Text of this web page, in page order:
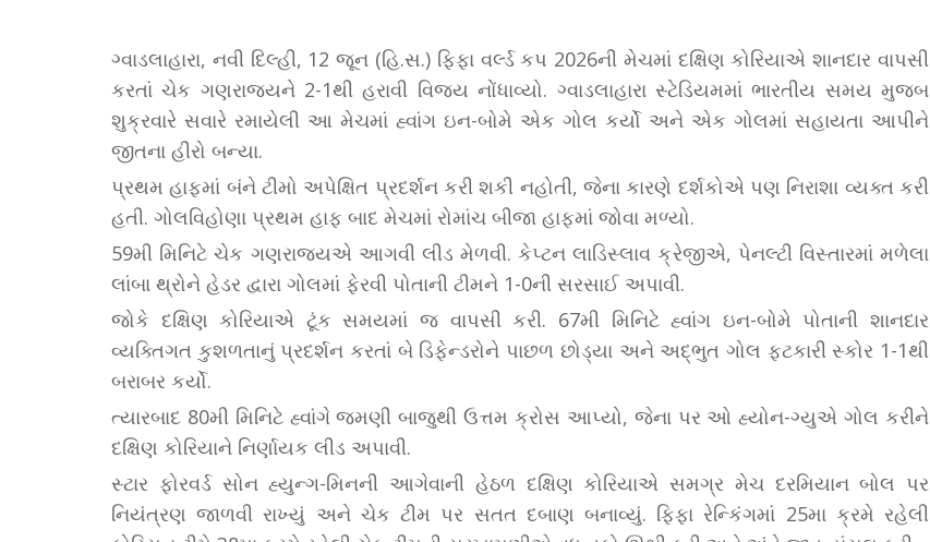
ગ્વાડલાહારા, નવી દિલ્હી, 12 જૂન (હિ.સ.) ફિફા વર્લ્ડ કપ 2026ની મેચમાં દક્ષિણ કોરિયાએ શાનદાર વાપસી
કરતાં ચેક ગણરાજ્યને 2-1થી હરાવી વિજય નોંધાવ્યો. ગ્વાડલાહારા સ્ટેડિયમમાં ભારતીય સમય મુજબ
શુક્રવારે સવારે રમાયેલી આ મેચમાં હ્વાંગ ઇન-બોમે એક ગોલ કર્યો અને એક ગોલમાં સહાયતા આપીને
જીતના હીરો બન્યા.
પ્રથમ હાફમાં બંને ટીમો અપેક્ષિત પ્રદર્શન કરી શકી નહોતી, જેના કારણે દર્શકોએ પણ નિરાશા વ્યક્ત કરી
હતી. ગોલવિહોણા પ્રથમ હાફ બાદ મેચમાં રોમાંચ બીજા હાફમાં જોવા મળ્યો.
59મી મિનિટે ચેક ગણરાજ્યએ આગવી લીડ મેળવી. કેપ્ટન લાડિસ્લાવ ક્રેજીએ, પેનલ્ટી વિસ્તારમાં મળેલા
લાંબા થ્રોને હેડર દ્વારા ગોલમાં ફેરવી પોતાની ટીમને 1-0ની સરસાઈ અપાવી.
જોકે દક્ષિણ કોરિયાએ ટૂંક સમયમાં જ વાપસી કરી. 67મી મિનિટે હ્વાંગ ઇન-બોમે પોતાની શાનદાર
વ્યક્તિગત કુશળતાનું પ્રદર્શન કરતાં બે ડિફેન્ડરોને પાછળ છોડ્યા અને અદ્ભુત ગોલ ફટકારી સ્કોર 1-1થી
બરાબર કર્યો.
ત્યારબાદ 80મી મિનિટે હ્વાંગે જમણી બાજુથી ઉત્તમ ક્રોસ આપ્યો, જેના પર ઓ હ્યોન-ગ્યુએ ગોલ કરીને
દક્ષિણ કોરિયાને નિર્ણાયક લીડ અપાવી.
સ્ટાર ફોરવર્ડ સોન હ્યુન્ગ-મિનની આગેવાની હેઠળ દક્ષિણ કોરિયાએ સમગ્ર મેચ દરમિયાન બોલ પર
નિયંત્રણ જાળવી રાખ્યું અને ચેક ટીમ પર સતત દબાણ બનાવ્યું. ફિફા રેન્કિંગમાં 25મા ક્રમે રહેલી